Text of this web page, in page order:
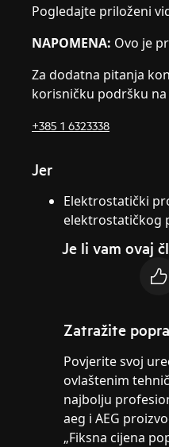
Pogledajte priloženi
NAPOMENA: Ovo je
Za dodatna pitanja
korisničku podršku na
+385 1 6323338
Jer
Elektrostatički
elektrostatičkog
Je li vam ovaj
Zatražite
Povjerite svoj
ovlaštenim
najbolju
aeg i AEG
„Fiksna cijena